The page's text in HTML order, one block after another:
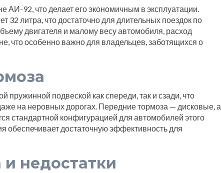
АИ-92, что делает его экономичным в эксплуатации.
32 литра, что достаточно для длительных поездок по
двигателя и малому весу автомобиля, расход
что особенно важно для владельцев, заботящихся о
подвеской как спереди, так и сзади, что
на неровных дорогах. Передние тормоза — дисковые, а
стандартной конфигурацией для автомобилей этого
обеспечивает достаточную эффективность для
недостатки